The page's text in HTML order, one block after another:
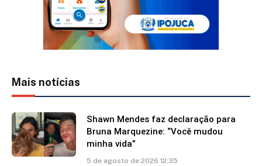
Mais notícias
Shawn Mendes faz declaração para
Bruna Marquezine: “Você mudou
minha vida”
5 de agosto de 2026 12:35